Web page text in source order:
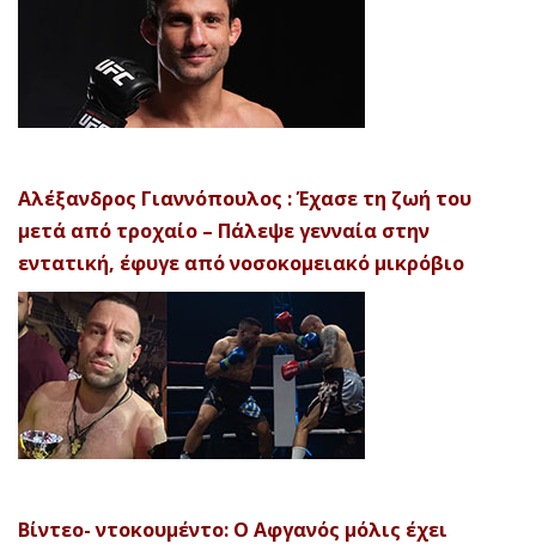
Αλέξανδρος Γιαννόπουλος : Έχασε τη ζωή του
μετά από τροχαίο – Πάλεψε γενναία στην
εντατική, έφυγε από νοσοκομειακό μικρόβιο
Βίντεο- ντοκουμέντο: Ο Αφγανός μόλις έχει